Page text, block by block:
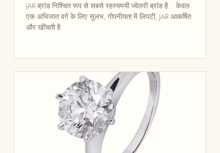
JAR ब्रांड निश्चित रूप से सबसे रहस्यमयी ज्वेलरी ब्रांड है... केवल
एक अभिजात वर्ग के लिए सुलभ, गोपनीयता में लिपटी, JAR आकर्षित
और खींचती है